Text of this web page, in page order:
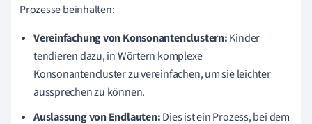
Prozesse beinhalten:
Vereinfachung von Konsonantenclustern:Kinder
tendieren dazu, in Wörtern komplexe
Konsonantencluster zu vereinfachen, um sie leichter
aussprechen zu können.
Auslassung von Endlauten:Dies ist ein Prozess, bei dem